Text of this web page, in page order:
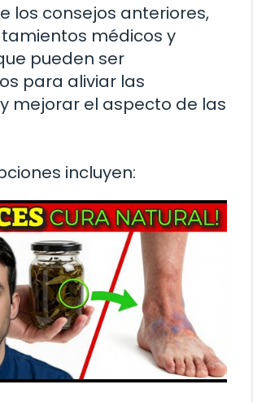
los consejos anteriores,
médicos y
pueden ser
para aliviar las
mejorar el aspecto de las
incluyen: